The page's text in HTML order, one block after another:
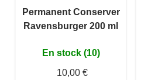
Permanent Conserver
Ravensburger 200 ml
En stock (10)
10,00 €